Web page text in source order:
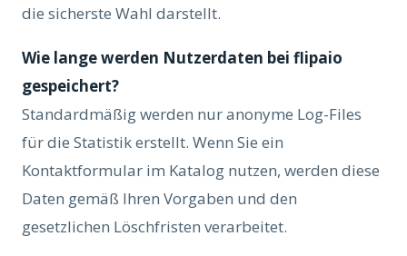
die sicherste Wahl darstellt.
Wie lange werden Nutzerdaten bei flipaio
gespeichert?
Standardmäßig werden nur anonyme Log-Files
für die Statistik erstellt. Wenn Sie ein
Kontaktformular im Katalog nutzen, werden diese
Daten gemäß Ihren Vorgaben und den
gesetzlichen Löschfristen verarbeitet.